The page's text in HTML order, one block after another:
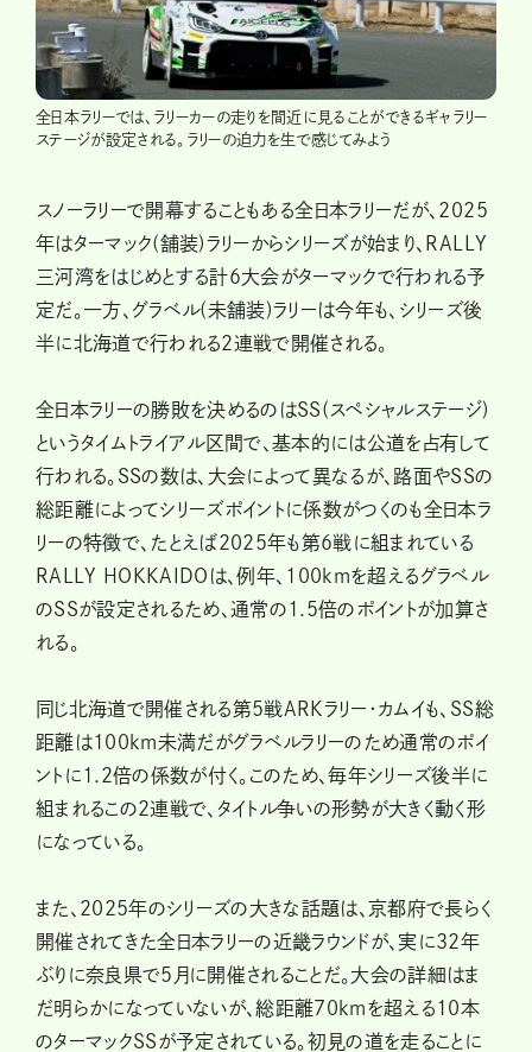
全日本ラリーでは、ラリーカーの走りを間近に見ることができるギャラリー
ステージが設定される。ラリーの迫力を生で感じてみよう
スノーラリーで開幕することもある全日本ラリーだが、2025
年はターマック(舗装)ラリーからシリーズが始まり、RALLY
三河湾をはじめとする計6大会がターマックで行われる予
定だ。一方、グラベル(未舗装)ラリーは今年も、シリーズ後
半に北海道で行われる2連戦で開催される。
全日本ラリーの勝敗を決めるのはSS(スペシャルステージ)
というタイムトライアル区間で、基本的には公道を占有して
行われる。SSの数は、大会によって異なるが、路面やSSの
総距離によってシリーズポイントに係数がつくのも全日本ラ
リーの特徴で、たとえば2025年も第6戦に組まれている
RALLY HOKKAIDOは、例年、100kmを超えるグラベル
のSSが設定されるため、通常の1.5倍のポイントが加算さ
れる。
同じ北海道で開催される第5戦ARKラリー・カムイも、SS総
距離は100km未満だがグラベルラリーのため通常のポイ
ントに1.2倍の係数が付く。このため、毎年シリーズ後半に
組まれるこの2連戦で、タイトル争いの形勢が大きく動く形
になっている。
また、2025年のシリーズの大きな話題は、京都府で長らく
開催されてきた全日本ラリーの近畿ラウンドが、実に32年
ぶりに奈良県で5月に開催されることだ。大会の詳細はま
だ明らかになっていないが、総距離70kmを超える10本
のターマックSSが予定されている。初見の道を走ることに